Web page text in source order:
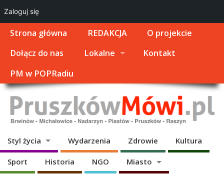
Strona główna REDAKCJA
O projekcie
Dołącz do nas
Lokalne
Kontakt
PM w POPRadiu
Styl życia Wydarzenia Zdrowie Kultura
Sport Historia NGO Miasto
Zaloguj się